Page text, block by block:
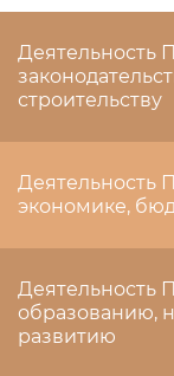
Деятельность
строительству
Деятельность
экономике,
Деятельность
образованию,
развитию